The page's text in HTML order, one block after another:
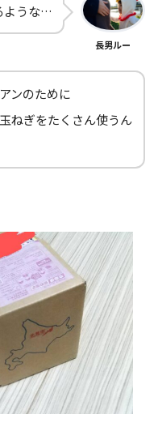
ような…
長男ルー
ンのために
ねぎをたくさん使うん